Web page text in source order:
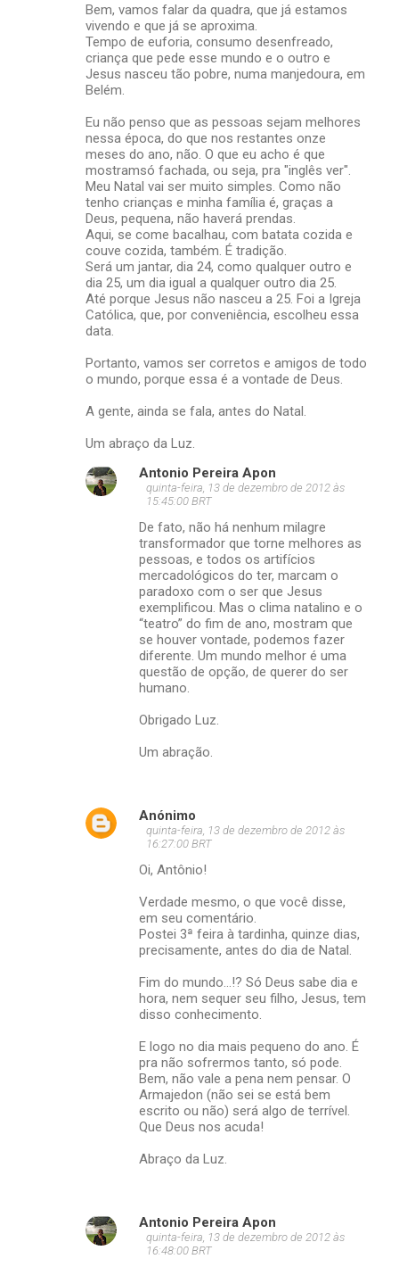
Bem, vamos falar da quadra, que já estamos
vivendo e que já se aproxima.
Tempo de euforia, consumo desenfreado,
criança que pede esse mundo e o outro e
Jesus nasceu tão pobre, numa manjedoura, em
Belém.
Eu não penso que as pessoas sejam melhores
nessa época, do que nos restantes onze
meses do ano, não. O que eu acho é que
mostramsó fachada, ou seja, pra "inglês ver".
Meu Natal vai ser muito simples. Como não
tenho crianças e minha família é, graças a
Deus, pequena, não haverá prendas.
Aqui, se come bacalhau, com batata cozida e
couve cozida, também. É tradição.
Será um jantar, dia 24, como qualquer outro e
dia 25, um dia igual a qualquer outro dia 25.
Até porque Jesus não nasceu a 25. Foi a Igreja
Católica, que, por conveniência, escolheu essa
data.
Portanto, vamos ser corretos e amigos de todo
o mundo, porque essa é a vontade de Deus.
A gente, ainda se fala, antes do Natal.
Um abraço da Luz.
Antonio Pereira Apon
quinta-feira, 13 de dezembro de 2012 às
15:45:00 BRT
De fato, não há nenhum milagre
transformador que torne melhores as
pessoas, e todos os artifícios
mercadológicos do ter, marcam o
paradoxo com o ser que Jesus
exemplificou. Mas o clima natalino e o
“teatro” do fim de ano, mostram que
se houver vontade, podemos fazer
diferente. Um mundo melhor é uma
questão de opção, de querer do ser
humano.
Obrigado Luz.
Um abração.
Anónimo
quinta-feira, 13 de dezembro de 2012 às
16:27:00 BRT
Oi, Antônio!
Verdade mesmo, o que você disse,
em seu comentário.
Postei 3ª feira à tardinha, quinze dias,
precisamente, antes do dia de Natal.
Fim do mundo...!? Só Deus sabe dia e
hora, nem sequer seu filho, Jesus, tem
disso conhecimento.
E logo no dia mais pequeno do ano. É
pra não sofrermos tanto, só pode.
Bem, não vale a pena nem pensar. O
Armajedon (não sei se está bem
escrito ou não) será algo de terrível.
Que Deus nos acuda!
Abraço da Luz.
Antonio Pereira Apon
quinta-feira, 13 de dezembro de 2012 às
16:48:00 BRT